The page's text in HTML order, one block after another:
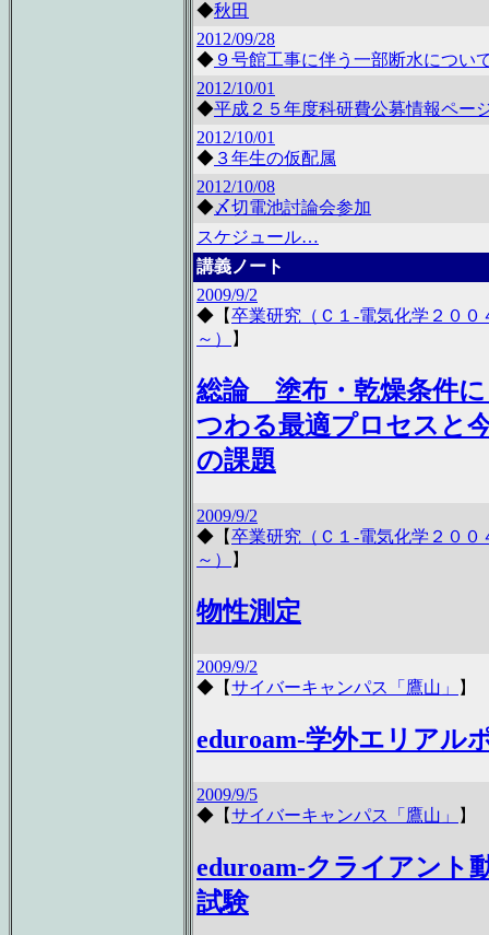
◆秋田
2012/09/28
◆ ９号館工事に伴う一部断水につい
2012/10/01
◆平成２５年度科研費公募情報ペー
2012/10/01
◆ ３年生の仮配属
2012/10/08
◆〆切電池討論会参加
スケジュール…
講義ノート
2009/9/2
◆ 【卒業研究（Ｃ１-電気化学２００
～）
】
総論 塗布・乾燥条件
つわる最適プロセスと
の課題
2009/9/2
◆ 【卒業研究（Ｃ１-電気化学２００
～）
】
物性測定
2009/9/2
◆ 【サイバーキャンパス「鷹山」 】
eduroam-学外エリアル
2009/9/5
◆ 【サイバーキャンパス「鷹山」 】
eduroam-クライアント
試験